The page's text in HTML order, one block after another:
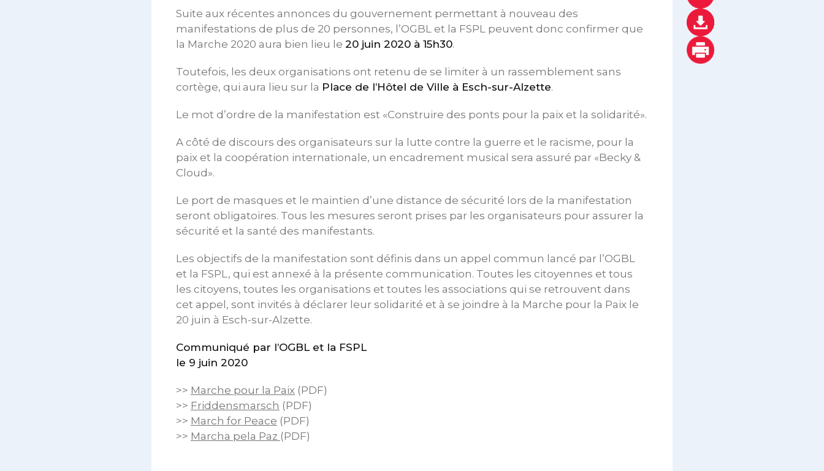
Suite aux récentes annonces du gouvernement permettant à nouveau des
manifestations de plus de 20 personnes, l’OGBL et la FSPL peuvent donc confirmer que
la Marche 2020 aura bien lieu le 20 juin 2020 à 15h30.
Toutefois, les deux organisations ont retenu de se limiter à un rassemblement sans
cortège, qui aura lieu sur la Place de l’Hôtel de Ville à Esch-sur-Alzette.
Le mot d’ordre de la manifestation est «Construire des ponts pour la paix et la solidarité».
A côté de discours des organisateurs sur la lutte contre la guerre et le racisme, pour la
paix et la coopération internationale, un encadrement musical sera assuré par «Becky &
Cloud».
Le port de masques et le maintien d’une distance de sécurité lors de la manifestation
seront obligatoires. Tous les mesures seront prises par les organisateurs pour assurer la
sécurité et la santé des manifestants.
Les objectifs de la manifestation sont définis dans un appel commun lancé par l’OGBL
et la FSPL, qui est annexé à la présente communication. Toutes les citoyennes et tous
les citoyens, toutes les organisations et toutes les associations qui se retrouvent dans
cet appel, sont invités à déclarer leur solidarité et à se joindre à la Marche pour la Paix le
20 juin à Esch-sur-Alzette.
Communiqué par l’OGBL et la FSPL
le 9 juin 2020
>> Marche pour la Paix (PDF)
>> Friddensmarsch (PDF)
>> March for Peace (PDF)
>> Marcha pela Paz (PDF)